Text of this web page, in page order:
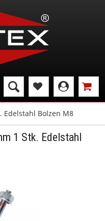
Edelstahl Bolzen M8
1 Stk. Edelstahl